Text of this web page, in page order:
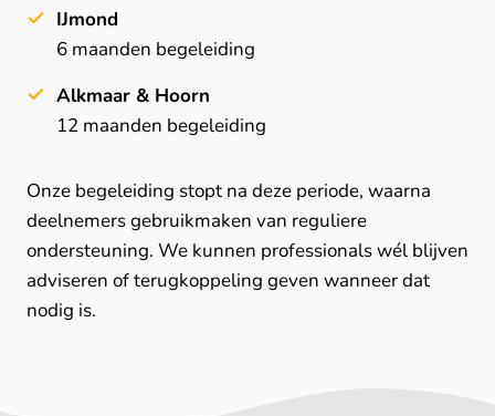
IJmond
6 maanden begeleiding
Alkmaar & Hoorn
12 maanden begeleiding
Onze begeleiding stopt na deze periode, waarna
deelnemers gebruikmaken van reguliere
ondersteuning. We kunnen professionals wél blijven
adviseren of terugkoppeling geven wanneer dat
nodig is.